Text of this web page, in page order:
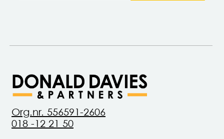
Org.nr. 556591-2606
018 -12 21 50